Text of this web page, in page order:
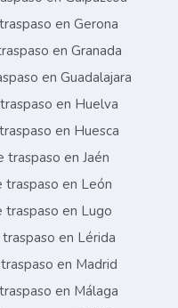
en Gerona
en Granada
en Guadalajara
en Huelva
en Huesca
traspaso en Jaén
traspaso en León
traspaso en Lugo
en Lérida
en Madrid
en Málaga